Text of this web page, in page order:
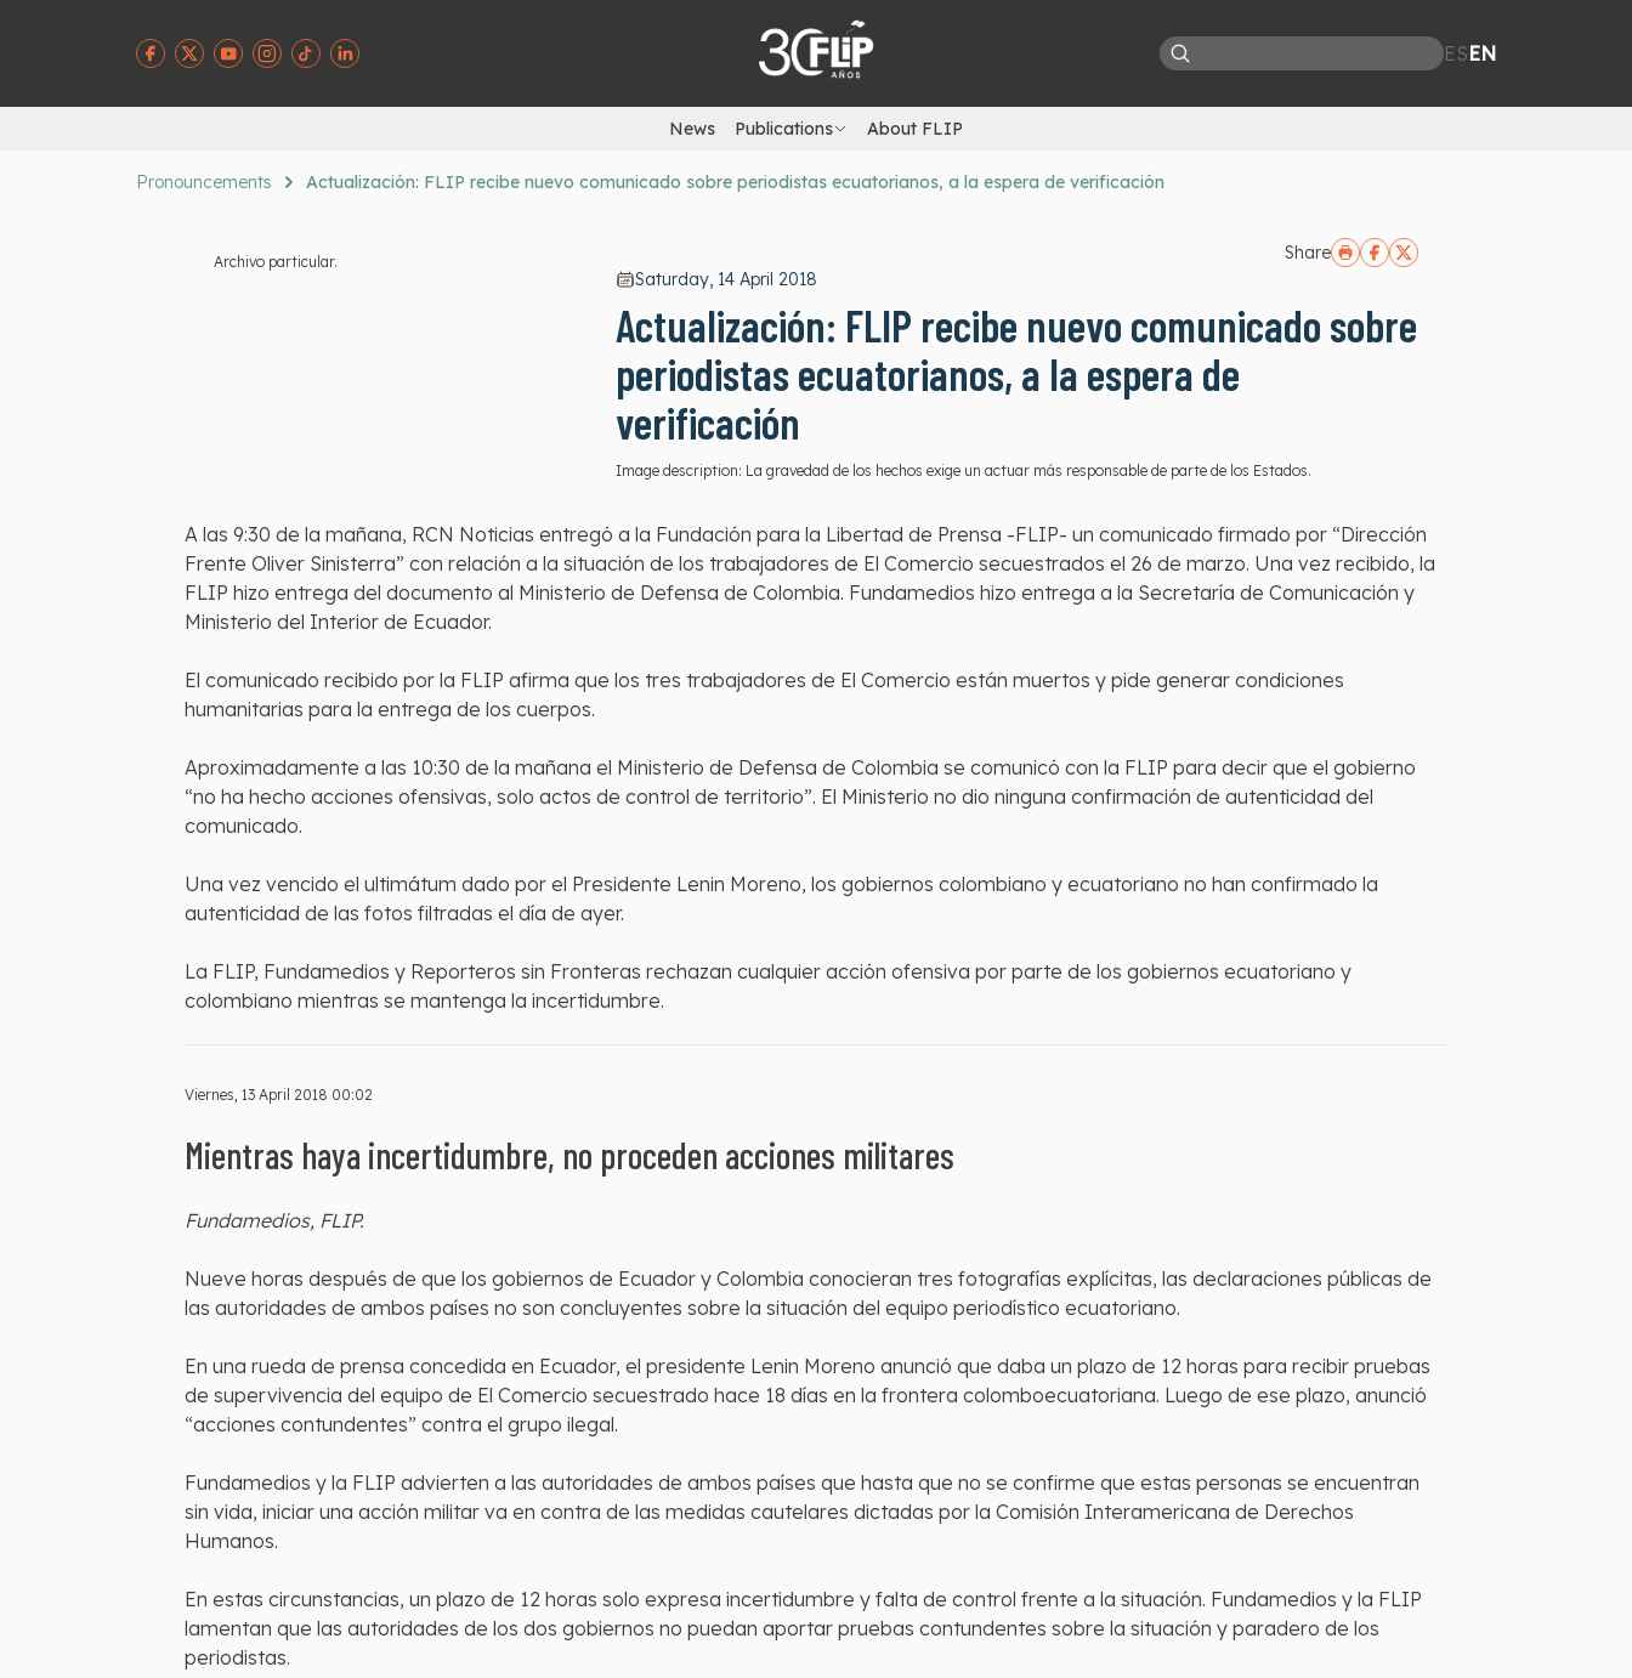
ESEN
News Publications About FLIP
Pronouncements Actualización: FLIP recibe nuevo comunicado sobre periodistas ecuatorianos, a la espera de verificación
Archivo particular.
Share
Saturday, 14 April 2018
Actualización: FLIP recibe nuevo comunicado sobre
periodistas ecuatorianos, a la espera de
verificación
Image description: La gravedad de los hechos exige un actuar más responsable de parte de los Estados.
A las 9:30 de la mañana, RCN Noticias entregó a la Fundación para la Libertad de Prensa -FLIP- un comunicado firmado por “Dirección
Frente Oliver Sinisterra” con relación a la situación de los trabajadores de El Comercio secuestrados el 26 de marzo. Una vez recibido, la
FLIP hizo entrega del documento al Ministerio de Defensa de Colombia. Fundamedios hizo entrega a la Secretaría de Comunicación y
Ministerio del Interior de Ecuador.
El comunicado recibido por la FLIP afirma que los tres trabajadores de El Comercio están muertos y pide generar condiciones
humanitarias para la entrega de los cuerpos.
Aproximadamente a las 10:30 de la mañana el Ministerio de Defensa de Colombia se comunicó con la FLIP para decir que el gobierno
“no ha hecho acciones ofensivas, solo actos de control de territorio”. El Ministerio no dio ninguna confirmación de autenticidad del
comunicado.
Una vez vencido el ultimátum dado por el Presidente Lenin Moreno, los gobiernos colombiano y ecuatoriano no han confirmado la
autenticidad de las fotos filtradas el día de ayer.
La FLIP, Fundamedios y Reporteros sin Fronteras rechazan cualquier acción ofensiva por parte de los gobiernos ecuatoriano y
colombiano mientras se mantenga la incertidumbre.
Viernes, 13 April 2018 00:02
Mientras haya incertidumbre, no proceden acciones militares
Fundamedios, FLIP.
Nueve horas después de que los gobiernos de Ecuador y Colombia conocieran tres fotografías explícitas, las declaraciones públicas de
las autoridades de ambos países no son concluyentes sobre la situación del equipo periodístico ecuatoriano.
En una rueda de prensa concedida en Ecuador, el presidente Lenin Moreno anunció que daba un plazo de 12 horas para recibir pruebas
de supervivencia del equipo de El Comercio secuestrado hace 18 días en la frontera colomboecuatoriana. Luego de ese plazo, anunció
“acciones contundentes” contra el grupo ilegal.
Fundamedios y la FLIP advierten a las autoridades de ambos países que hasta que no se confirme que estas personas se encuentran
sin vida, iniciar una acción militar va en contra de las medidas cautelares dictadas por la Comisión Interamericana de Derechos
Humanos.
En estas circunstancias, un plazo de 12 horas solo expresa incertidumbre y falta de control frente a la situación. Fundamedios y la FLIP
lamentan que las autoridades de los dos gobiernos no puedan aportar pruebas contundentes sobre la situación y paradero de los
periodistas.